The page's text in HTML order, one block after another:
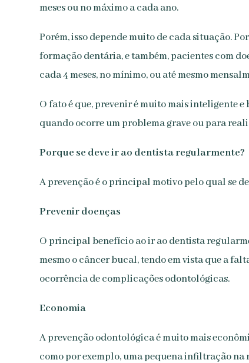
meses ou no máximo a cada ano.
Porém, isso depende muito de cada situação.
formação dentária, e também, pacientes com
cada 4 meses, no mínimo, ou até mesmo
O fato é que, prevenir é muito mais inteligente
quando ocorre um problema grave ou para
Porque se deve ir ao dentista regularmente?
A prevenção é o principal motivo pelo qual se
Prevenir doenças
O principal benefício ao ir ao dentista
mesmo o câncer bucal, tendo em vista que a
ocorrência de complicações odontológicas.
Economia
A prevenção odontológica é muito mais
como por exemplo, uma pequena infiltração na